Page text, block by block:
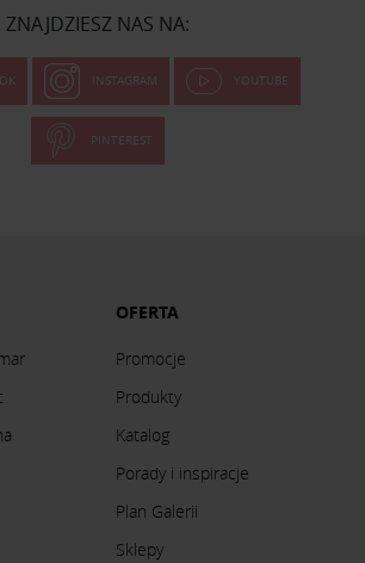
ZNAJDZIESZ NAS NA:
INSTAGRAM YOUTUBE
PINTEREST
OFERTA
Promocje
Produkty
Katalog
Porady i inspiracje
Plan Galerii
Sklepy